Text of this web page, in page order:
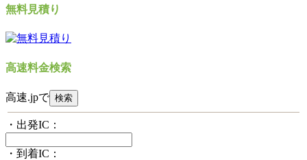
無料見積り
高速料金検索
高速.jpで
・出発IC：
・到着IC：